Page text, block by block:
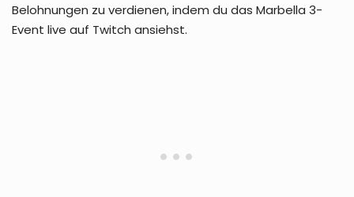
Belohnungen zu verdienen, indem du das Marbella 3-
Event live auf Twitch ansiehst.